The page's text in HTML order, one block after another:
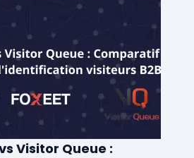
Visitor Queue :